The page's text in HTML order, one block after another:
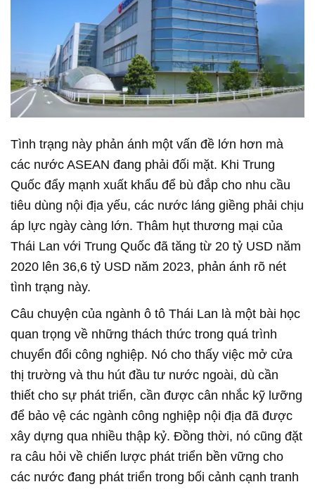
Tình trạng này phản ánh một vấn đề lớn hơn mà
các nước ASEAN đang phải đối mặt. Khi Trung
Quốc đẩy mạnh xuất khẩu để bù đắp cho nhu cầu
tiêu dùng nội địa yếu, các nước láng giềng phải chịu
áp lực ngày càng lớn. Thâm hụt thương mại của
Thái Lan với Trung Quốc đã tăng từ 20 tỷ USD năm
2020 lên 36,6 tỷ USD năm 2023, phản ánh rõ nét
tình trạng này.
Câu chuyện của ngành ô tô Thái Lan là một bài học
quan trọng về những thách thức trong quá trình
chuyển đổi công nghiệp. Nó cho thấy việc mở cửa
thị trường và thu hút đầu tư nước ngoài, dù cần
thiết cho sự phát triển, cần được cân nhắc kỹ lưỡng
để bảo vệ các ngành công nghiệp nội địa đã được
xây dựng qua nhiều thập kỷ. Đồng thời, nó cũng đặt
ra câu hỏi về chiến lược phát triển bền vững cho
các nước đang phát triển trong bối cảnh cạnh tranh